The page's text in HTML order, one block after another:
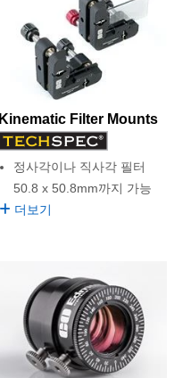
Kinematic Filter Mounts
정사각이나 직사각 필터
50.8 x 50.8mm까지 가능
더보기